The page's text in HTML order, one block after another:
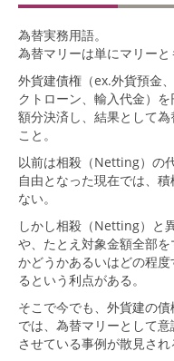
為替実務用語。
為替マリーは単にマリーと
外貨建債権（ex.外貨預金
クトローン、輸入代金）
額分決済し、結果として
こと。
以前は相殺（Netting）の
自由となった現在では、
ない。
しかし相殺（Netting）と
や、たとえ対象金額全部
かどうかあるいはどの程
るという利点がある。
そこで今でも、外貨建の
では、為替マリーとして
させている事例が散見され